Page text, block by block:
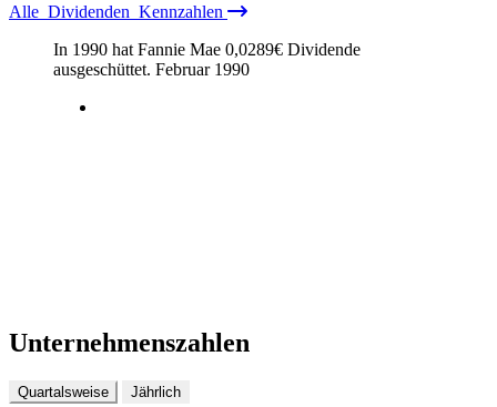
Alle Dividenden Kennzahlen
In 1990 hat Fannie Mae 0,0289€ Dividende
ausgeschüttet. Februar 1990
Unternehmenszahlen
Quartalsweise Jährlich